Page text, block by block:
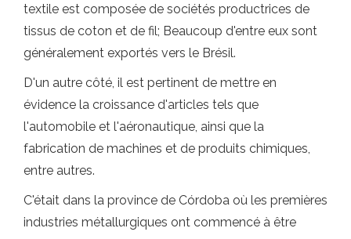
textile est composée de sociétés productrices de
tissus de coton et de fil; Beaucoup d'entre eux sont
généralement exportés vers le Brésil.
D'un autre côté, il est pertinent de mettre en
évidence la croissance d'articles tels que
l'automobile et l'aéronautique, ainsi que la
fabrication de machines et de produits chimiques,
entre autres.
C'était dans la province de Córdoba où les premières
industries métallurgiques ont commencé à être